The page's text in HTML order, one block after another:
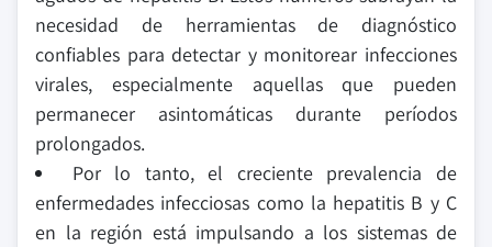
necesidad de herramientas de diagnóstico
confiables para detectar y monitorear infecciones
virales, especialmente aquellas que pueden
permanecer asintomáticas durante períodos
prolongados.
Por lo tanto, el creciente prevalencia de
enfermedades infecciosas como la hepatitis B y C
en la región está impulsando a los sistemas de